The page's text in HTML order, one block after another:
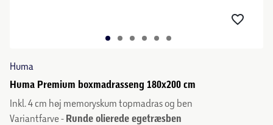
Huma
Huma Premium boxmadrasseng 180x200 cm
Inkl. 4 cm høj memoryskum topmadras og ben
Variantfarve - Runde olierede egetræsben